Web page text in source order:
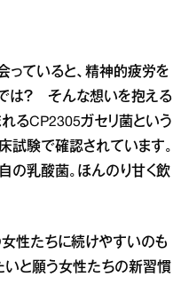
っていると、精神的疲労を
では？ そんな想いを抱える
るCP2305ガセリ菌という
試験で確認されています。
の乳酸菌。ほんのり甘く飲
性たちに続けやすいのも
いと願う女性たちの新習慣